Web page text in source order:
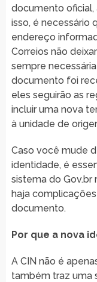
documento
isso, é necessário
endereço
Correios não
sempre
documento foi
eles seguirão as
incluir uma nova
à unidade de
Caso você mude
identidade, é
sistema do Gov.br
haja
documento.
Por que a nova
A CIN não é
também traz uma